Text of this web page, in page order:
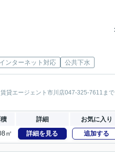
インターネット対応 公共下水
貸エージェント市川店047-325-7611まで
詳細 お気に入り
㎡ 詳細を見る 追加する